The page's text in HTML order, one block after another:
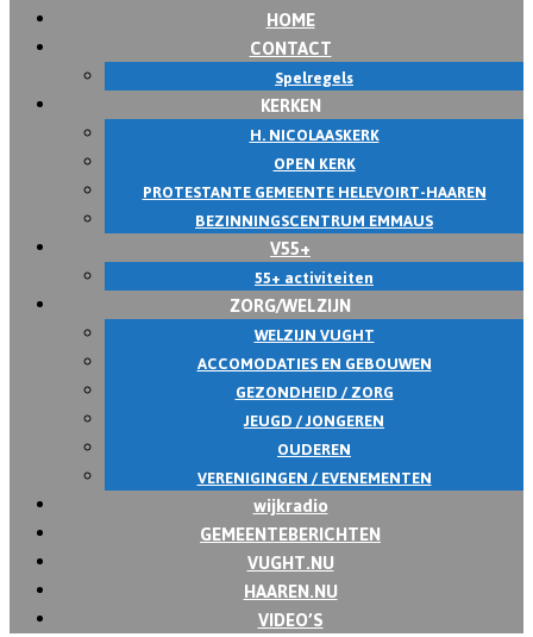
HOME
CONTACT
Spelregels
KERKEN
H. NICOLAASKERK
OPEN KERK
PROTESTANTE GEMEENTE HELEVOIRT-HAAREN
BEZINNINGSCENTRUM EMMAUS
V55+
55+ activiteiten
ZORG/WELZIJN
WELZIJN VUGHT
ACCOMODATIES EN GEBOUWEN
GEZONDHEID / ZORG
JEUGD / JONGEREN
OUDEREN
VERENIGINGEN / EVENEMENTEN
wijkradio
GEMEENTEBERICHTEN
VUGHT.NU
HAAREN.NU
VIDEO’S